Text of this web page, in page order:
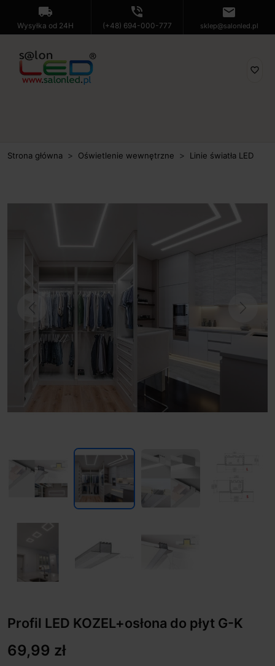
local_shipping
Wysyłka od 24H
phone_in_talk
(+48) 694-000-777
mail
sklep@salonled.pl
favorite_border
Strona główna Oświetlenie wewnętrzne Linie światła LED
Previous Next
Profil LED KOZEL+osłona do płyt G-K
69,99 zł